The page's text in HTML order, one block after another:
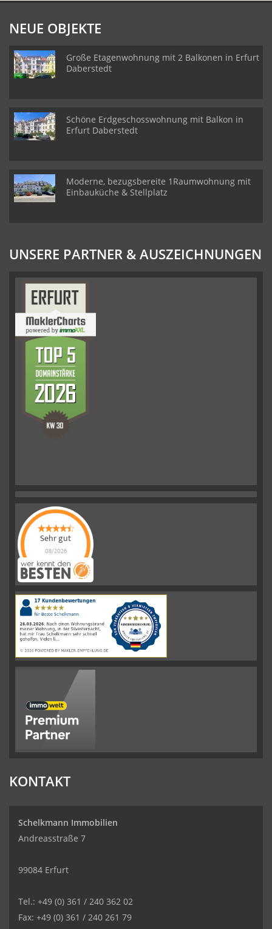
NEUE OBJEKTE
Große Etagenwohnung mit 2 Balkonen in Erfurt
Daberstedt
Schöne Erdgeschosswohnung mit Balkon in
Erfurt Daberstedt
Moderne, bezugsbereite 1Raumwohnung mit
Einbauküche & Stellplatz
UNSERE PARTNER & AUSZEICHNUNGEN
Sehr gut
08/2026
Schelkmann
Immobilienhat
|110Schelkmann
ImmobilienBewertungen
auf
werkenntdenBESTEN.de
KONTAKT
Schelkmann Immobilien
Andreasstraße 7
99084 Erfurt
Tel.: +49 (0) 361 / 240 362 02
Fax: +49 (0) 361 / 240 261 79